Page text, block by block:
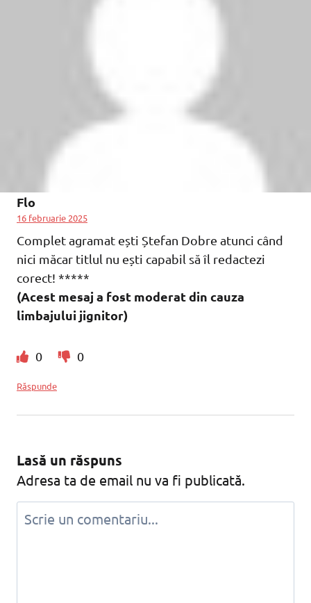
Flo
16 februarie 2025
Complet agramat ești Ștefan Dobre atunci când
nici măcar titlul nu ești capabil să îl redactezi
corect! *****
(Acest mesaj a fost moderat din cauza
limbajului jignitor)
0 0
Răspunde
Lasă un răspuns
Adresa ta de email nu va fi publicată.